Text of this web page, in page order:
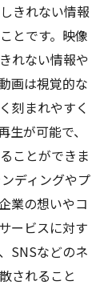
きれない情報
とです。映像
れない情報や
画は視覚的な
刻まれやすく
が可能で、
ことができま
ディングやプ
業の想いやコ
ービスに対す
SNSなどのネ
されること